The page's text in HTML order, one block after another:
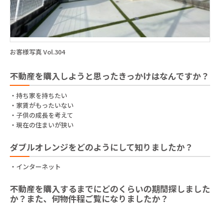
お客様写真 Vol.304
不動産を購入しようと思ったきっかけはなんですか？
・持ち家を持ちたい
・家賃がもったいない
・子供の成長を考えて
・現在の住まいが狭い
ダブルオレンジをどのようにして知りましたか？
・インターネット
不動産を購入するまでにどのくらいの期間探しました
か？また、何物件程ご覧になりましたか？